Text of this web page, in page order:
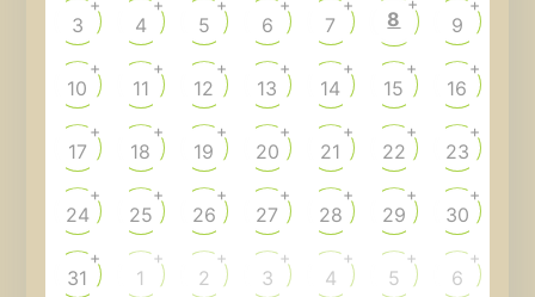
3
+
4
+
5
+
6
+
7
+
8 9
+
10
+
11
+
12
+
13
+
14
+
15
+
16
+
17
+
18
+
19
+
20
+
21
+
22
+
23
+
24
+
25
+
26
+
27
+
28
+
29
+
30
+
31
+
1
+
2
+
3
+
4
+
5
+
6
+